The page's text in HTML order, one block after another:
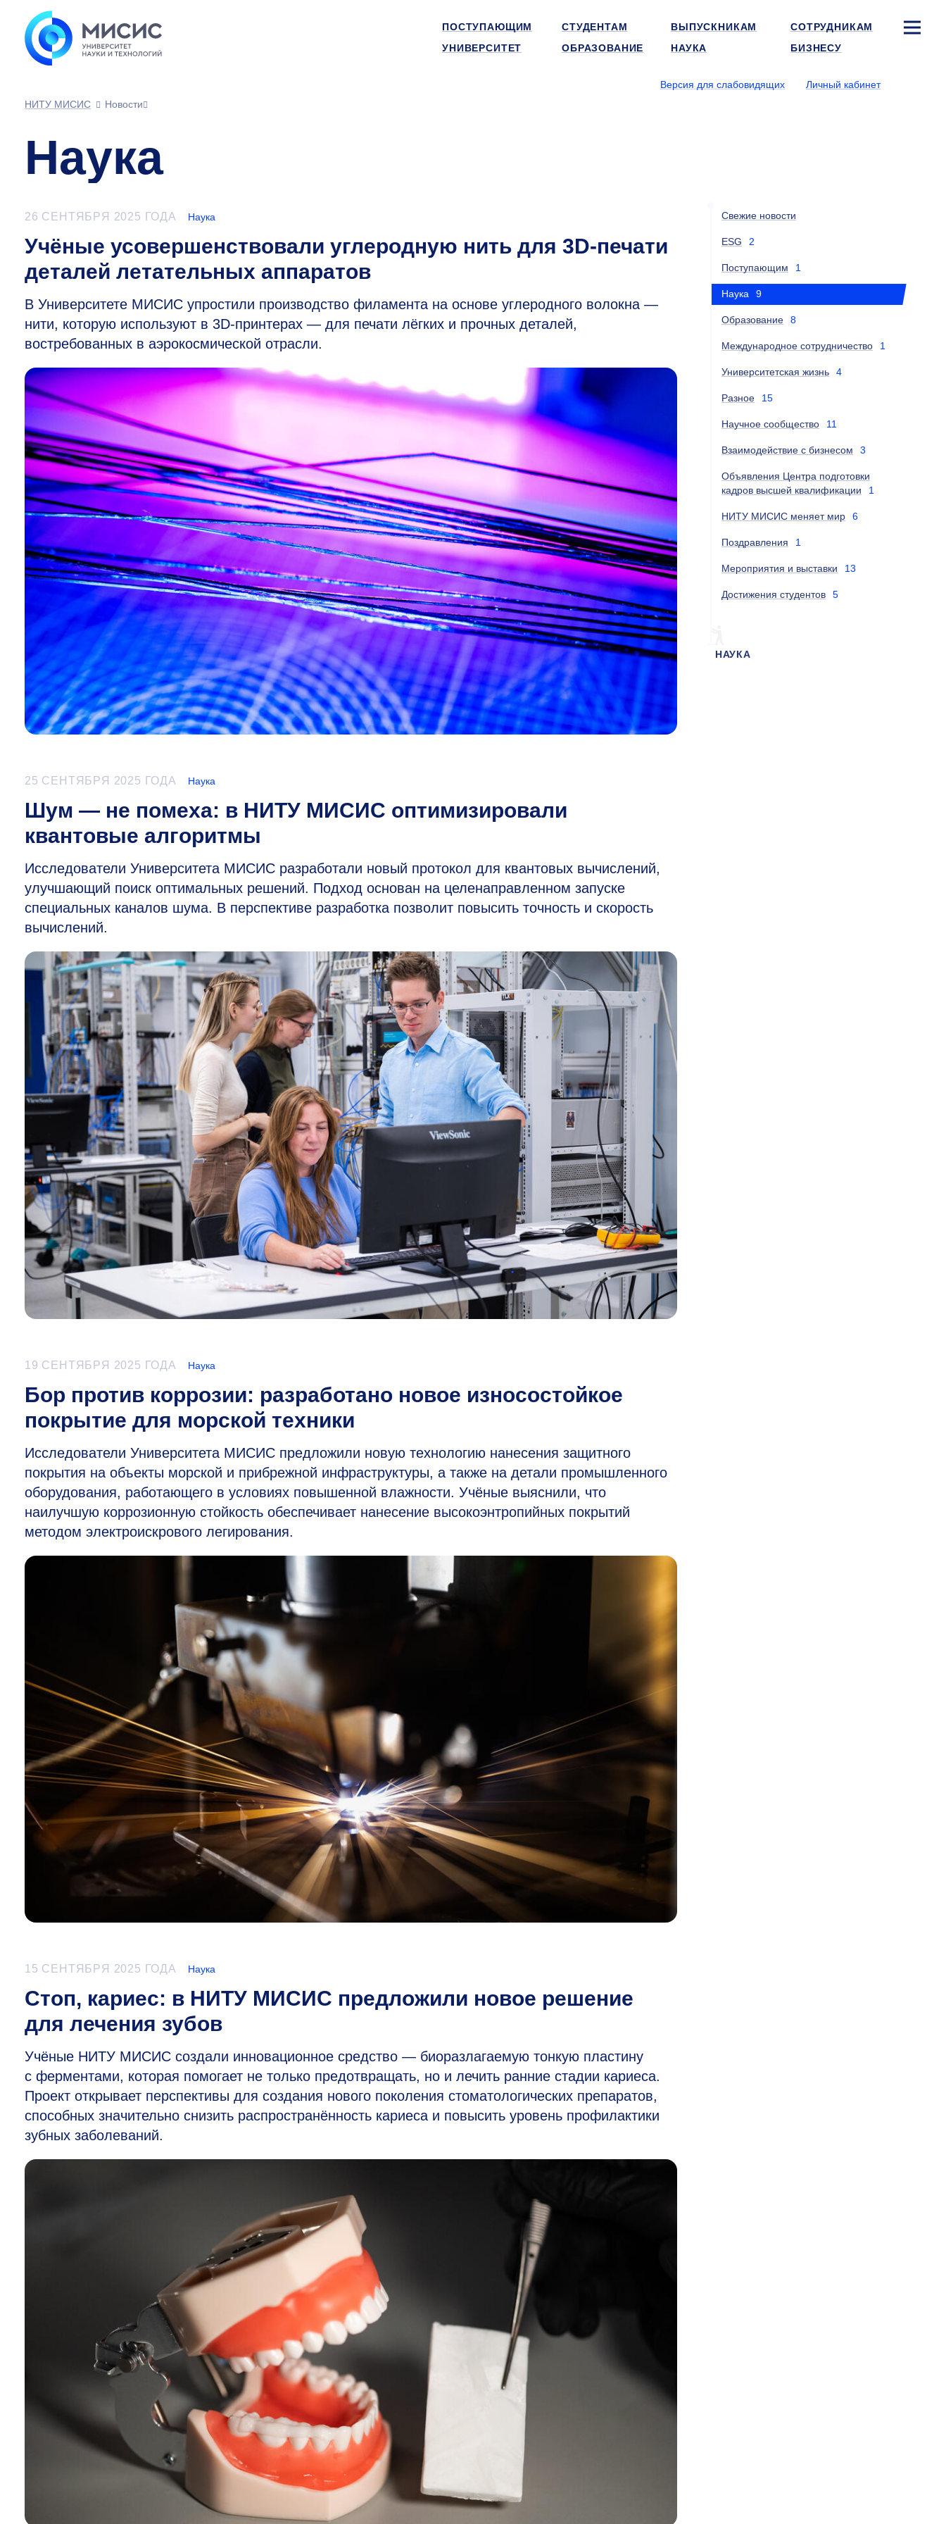
ПОСТУПАЮЩИМ СТУДЕНТАМ ВЫПУСКНИКАМ
СОТРУДНИКАМ
УНИВЕРСИТЕТ
ОБРАЗОВАНИЕ НАУКА БИЗНЕСУ
Версия для слабовидящих
Личный кабинет
НИТУ МИСИС
Новости
Наука
26 СЕНТЯБРЯ 2025 ГОДА Наука
Учёные усовершенствовали углеродную нить для 3D-печати
деталей летательных аппаратов
В Университете МИСИС упростили производство филамента на основе углеродного волокна —
нити, которую используют в 3D-принтерах — для печати лёгких и прочных деталей,
востребованных в аэрокосмической отрасли.
25 СЕНТЯБРЯ 2025 ГОДА Наука
Шум — не помеха: в НИТУ МИСИС оптимизировали
квантовые алгоритмы
Исследователи Университета МИСИС разработали новый протокол для квантовых вычислений,
улучшающий поиск оптимальных решений. Подход основан на целенаправленном запуске
специальных каналов шума. В перспективе разработка позволит повысить точность и скорость
вычислений.
19 СЕНТЯБРЯ 2025 ГОДА Наука
Бор против коррозии: разработано новое износостойкое
покрытие для морской техники
Исследователи Университета МИСИС предложили новую технологию нанесения защитного
покрытия на объекты морской и прибрежной инфраструктуры, а также на детали промышленного
оборудования, работающего в условиях повышенной влажности. Учёные выяснили, что
наилучшую коррозионную стойкость обеспечивает нанесение высокоэнтропийных покрытий
методом электроискрового легирования.
15 СЕНТЯБРЯ 2025 ГОДА Наука
Стоп, кариес: в НИТУ МИСИС предложили новое решение
для лечения зубов
Учёные НИТУ МИСИС создали инновационное средство — биоразлагаемую тонкую пластину
с ферментами, которая помогает не только предотвращать, но и лечить ранние стадии кариеса.
Проект открывает перспективы для создания нового поколения стоматологических препаратов,
способных значительно снизить распространённость кариеса и повысить уровень профилактики
зубных заболеваний.
Свежие новости
ESG 2
Поступающим 1
Наука 9
Образование 8
Международное сотрудничество 1
Университетская жизнь 4
Разное 15
Научное сообщество 11
Взаимодействие с бизнесом 3
Объявления Центра подготовки
кадров высшей квалификации
1
НИТУ МИСИС меняет мир 6
Поздравления 1
Мероприятия и выставки 13
Достижения студентов 5
НАУКА